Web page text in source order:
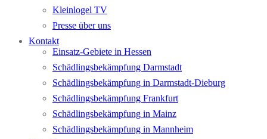
Kleinlogel TV
Presse über uns
Kontakt
Einsatz-Gebiete in Hessen
Schädlingsbekämpfung Darmstadt
Schädlingsbekämpfung in Darmstadt-Dieburg
Schädlingsbekämpfung Frankfurt
Schädlingsbekämpfung in Mainz
Schädlingsbekämpfung in Mannheim